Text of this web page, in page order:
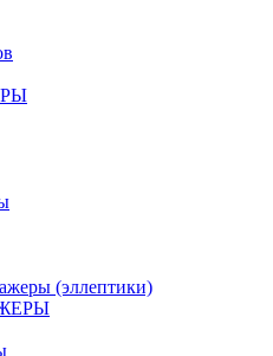
(эллептики)